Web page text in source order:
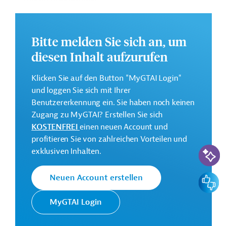
Doppelbesteuerungsabkommen mit
Deutschland nur bezüglich Luft- und
Arbeitsaufnahme erfordert Arbeitsvisum
Datenschutzvorgaben durch die Personal Data
(Privacy) Ordinance
Hongkong, SVR: Rechtssystem
Hongkong, SVR: Vertragsrecht
Bitte melden Sie sich an, um
diesen Inhalt aufzurufen
Klicken Sie auf den Button "MyGTAI Login"
und loggen Sie sich mit Ihrer
Benutzererkennung ein. Sie haben noch keinen
Zugang zu MyGTAI? Erstellen Sie sich
KOSTENFREIeinen neuen Account und
profitieren Sie von zahlreichen Vorteilen und
exklusiven Inhalten.
Neuen Account erstellen
MyGTAI Login
KI-